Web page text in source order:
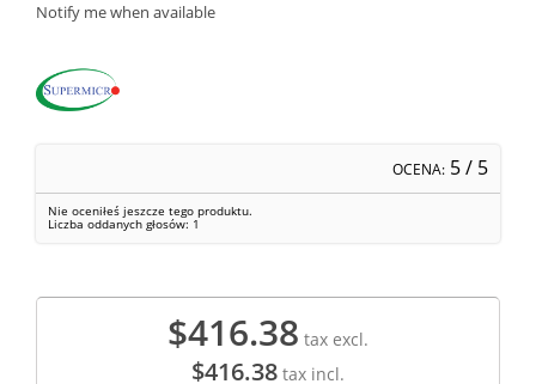
Notify me when available
OCENA: 5/ 5
Nie oceniłeś jeszcze tego produktu.
Liczba oddanych głosów: 1
$416.38 tax excl.
$416.38 tax incl.